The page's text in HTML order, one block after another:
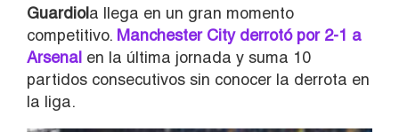
Guardiola llega en un gran momento
competitivo. Manchester City derrotó por 2-1 a
Arsenal en la última jornada y suma 10
partidos consecutivos sin conocer la derrota en
la liga.